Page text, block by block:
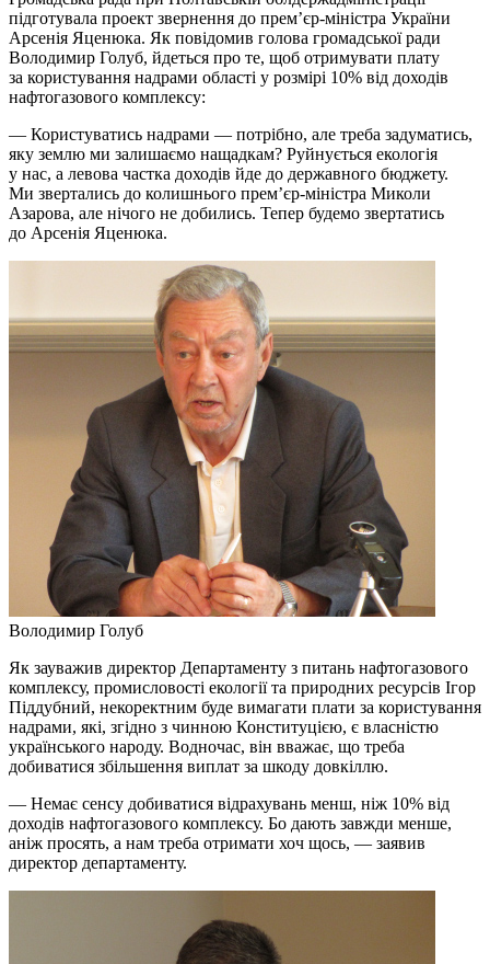
підготувала проект звернення до прем’єр-міністра України
Арсенія Яценюка. Як повідомив голова громадської ради
Володимир Голуб, йдеться про те, щоб отримувати плату
за користування надрами області у розмірі 10% від доходів
нафтогазового комплексу:
— Користуватись надрами — потрібно, але треба задуматись,
яку землю ми залишаємо нащадкам? Руйнується екологія
у нас, а левова частка доходів йде до державного бюджету.
Ми звертались до колишнього прем’єр-міністра Миколи
Азарова, але нічого не добились. Тепер будемо звертатись
до Арсенія Яценюка.
Володимир Голуб
Як зауважив директор Департаменту з питань нафтогазового
комплексу, промисловості екології та природних ресурсів Ігор
Піддубний, некоректним буде вимагати плати за користування
надрами, які, згідно з чинною Конституцією, є власністю
українського народу. Водночас, він вважає, що треба
добиватися збільшення виплат за шкоду довкіллю.
— Немає сенсу добиватися відрахувань менш, ніж 10% від
доходів нафтогазового комплексу. Бо дають завжди менше,
аніж просять, а нам треба отримати хоч щось, — заявив
директор департаменту.